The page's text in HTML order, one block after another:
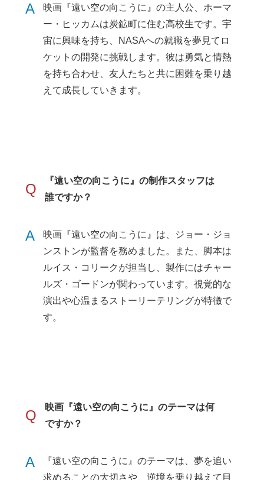
A
映画『遠い空の向こうに』の主人公、ホーマ
ー・ヒッカムは炭鉱町に住む高校生です。宇
宙に興味を持ち、NASAへの就職を夢見てロ
ケットの開発に挑戦します。彼は勇気と情熱
を持ち合わせ、友人たちと共に困難を乗り越
えて成長していきます。
Q
『遠い空の向こうに』の制作スタッフは
誰ですか？
A
映画『遠い空の向こうに』は、ジョー・ジョ
ンストンが監督を務めました。また、脚本は
ルイス・コリークが担当し、製作にはチャー
ルズ・ゴードンが関わっています。視覚的な
演出や心温まるストーリーテリングが特徴で
す。
Q
映画『遠い空の向こうに』のテーマは何
ですか？
A
『遠い空の向こうに』のテーマは、夢を追い
求めることの大切さや、逆境を乗り越えて目